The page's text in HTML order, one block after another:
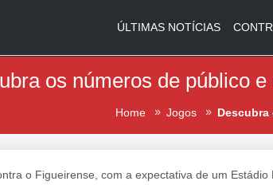
ÚLTIMAS NOTÍCIAS
os números de público
Home Jogos Descubra
o Figueirense, com a expectativa de um Estádio